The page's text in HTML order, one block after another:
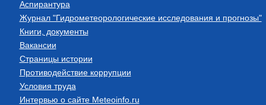
Аспирантура
Журнал "Гидрометеорологические исследования и прогнозы"
Книги, документы
Вакансии
Страницы истории
Противодействие коррупции
Условия труда
Интервью о сайте Meteoinfo.ru